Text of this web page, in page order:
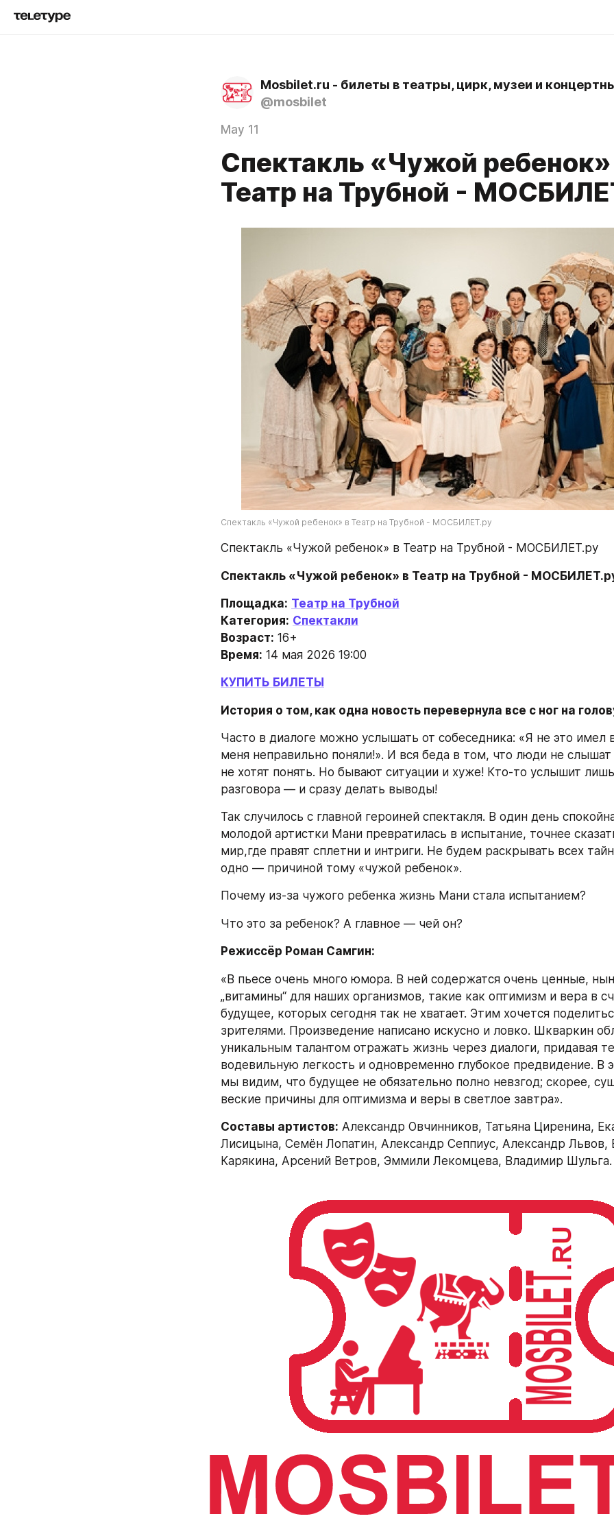
@mosbilet
May 11
Спектакль «Чужой ребенок»
Театр на Трубной -
Спектакль «Чужой ребенок» в Театр на Трубной - МОСБИЛЕТ.ру
Спектакль «Чужой ребенок» в Театр на Трубной - МОСБИЛЕТ.ру
Спектакль «Чужой ребенок» в Театр на Трубной -
Площадка: Театр на Трубной
Категория: Спектакли
Возраст: 16+
Время: 14 мая 2026 19:00
КУПИТЬ БИЛЕТЫ
История о том, как одна новость перевернула все с ног на
Часто в диалоге можно услышать от собеседника: «Я не это имел
меня неправильно поняли!». И вся беда в том, что люди не слышат
не хотят понять. Но бывают ситуации и хуже! Кто-то услышит
разговора — и сразу делать выводы!
Так случилось с главной героиней спектакля. В один день
молодой артистки Мани превратилась в испытание, точнее
мир,где правят сплетни и интриги. Не будем раскрывать всех
одно — причиной тому «чужой ребенок».
Почему из-за чужого ребенка жизнь Мани стала испытанием?
Что это за ребенок? А главное — чей он?
Режиссёр Роман Самгин:
«В пьесе очень много юмора. В ней содержатся очень ценные,
„витамины“ для наших организмов, такие как оптимизм и вера в
будущее, которых сегодня так не хватает. Этим хочется
зрителями. Произведение написано искусно и ловко. Шкваркин
уникальным талантом отражать жизнь через диалоги, придавая
водевильную легкость и одновременно глубокое предвидение. В
мы видим, что будущее не обязательно полно невзгод; скорее,
веские причины для оптимизма и веры в светлое завтра».
Составы артистов: Александр Овчинников, Татьяна Циренина,
Лисицына, Семён Лопатин, Александр Сеппиус, Александр Львов,
Карякина, Арсений Ветров, Эммили Лекомцева, Владимир Шульга.